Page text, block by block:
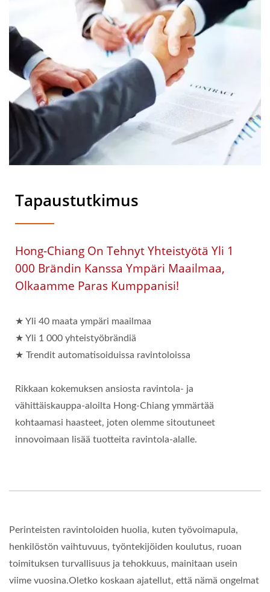
Tapaustutkimus
Hong-Chiang On Tehnyt Yhteistyötä Yli 1
000 Brändin Kanssa Ympäri Maailmaa,
Olkaamme Paras Kumppanisi!
★ Yli 40 maata ympäri maailmaa
★ Yli 1 000 yhteistyöbrändiä
★ Trendit automatisoiduissa ravintoloissa
Rikkaan kokemuksen ansiosta ravintola- ja
vähittäiskauppa-aloilta Hong-Chiang ymmärtää
kohtaamasi haasteet, joten olemme sitoutuneet
innovoimaan lisää tuotteita ravintola-alalle.
Perinteisten ravintoloiden huolia, kuten työvoimapula,
henkilöstön vaihtuvuus, työntekijöiden koulutus, ruoan
toimituksen turvallisuus ja tehokkuus, mainitaan usein
viime vuosina.Oletko koskaan ajatellut, että nämä ongelmat